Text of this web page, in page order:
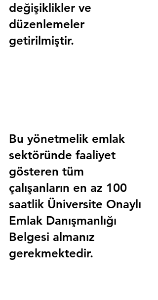
değişiklikler ve
düzenlemeler
getirilmiştir.
Bu yönetmelik emlak
sektöründe faaliyet
gösteren tüm
çalışanların en az 100
saatlik Üniversite Onaylı
Emlak Danışmanlığı
Belgesi almanız
gerekmektedir.